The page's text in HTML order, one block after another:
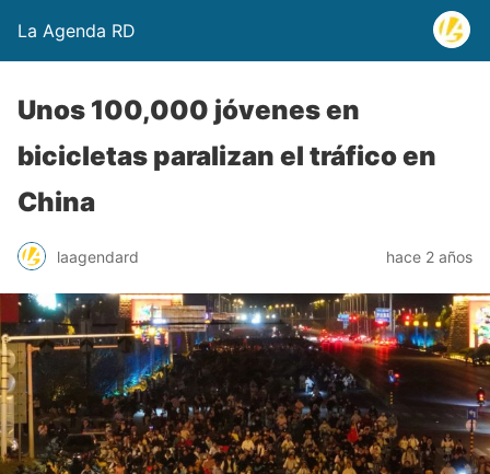
La Agenda RD
Unos 100,000 jóvenes en
bicicletas paralizan el tráfico en
China
laagendard hace 2 años